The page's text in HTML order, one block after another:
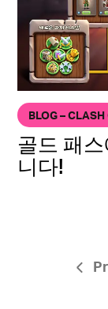
BLOG –
골드 패
니다!